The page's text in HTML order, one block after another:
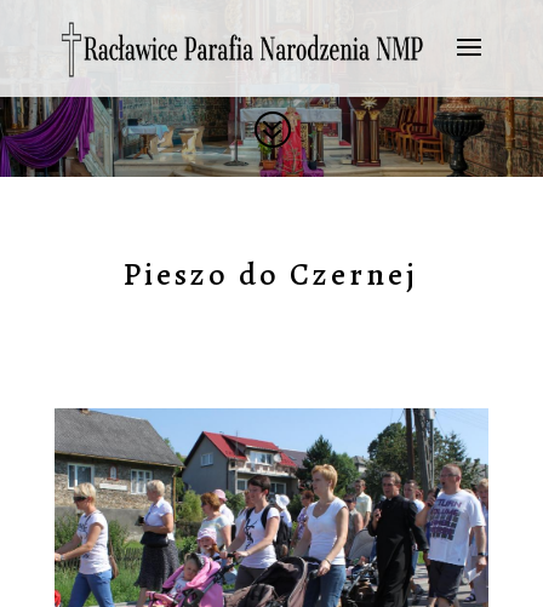
?
Pieszo do Czernej